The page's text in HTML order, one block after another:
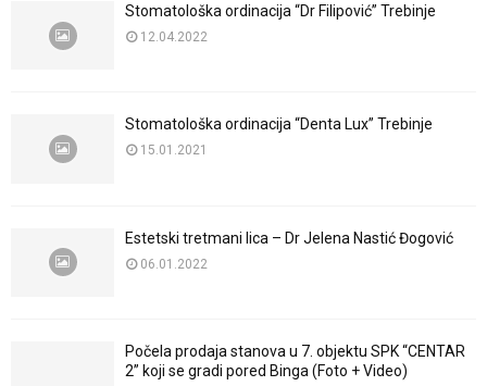
Stomatološka ordinacija “Dr Filipović” Trebinje
12.04.2022
Stomatološka ordinacija “Denta Lux” Trebinje
15.01.2021
Estetski tretmani lica – Dr Jelena Nastić Đogović
06.01.2022
Počela prodaja stanova u 7. objektu SPK “CENTAR
2” koji se gradi pored Binga (Foto + Video)